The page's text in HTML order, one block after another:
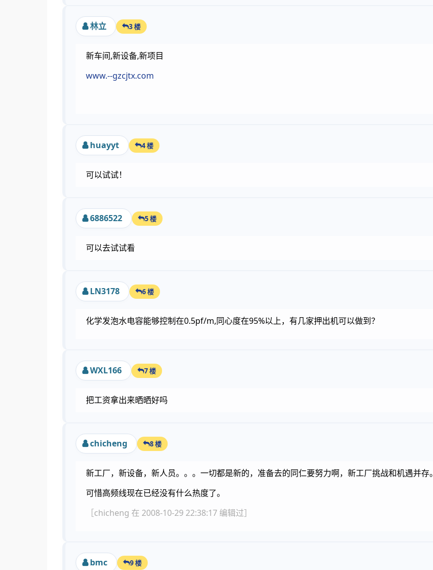
林立 3 楼
新车间,新设备,新项目
www.--gzcjtx.com
huayyt 4 楼
可以试试！
6886522 5 楼
可以去试试看
LN3178 6 楼
化学发泡水电容能够控制在0.5pf/m,同心度在95%以上，有几家押出机可以做到？
WXL166 7 楼
把工资拿出来晒晒好吗
chicheng 8 楼
新工厂，新设备，新人员。。。一切都是新的，准备去的同仁要努力啊，新工厂挑战和机遇并存。
可惜高频线现在已经没有什么热度了。
［chicheng 在 2008-10-29 22:38:17 编辑过］
bmc 9 楼